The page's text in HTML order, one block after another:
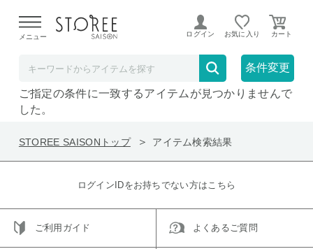
よる配送遅延が発生しております。
メニュー ログイン お気に入り
条件変更
在庫なしも表示 セール対象のみ
ご指定の条件に一致するアイテムが見つかりませんで
した。
STOREE SAISONトップ アイテム検索結果
ログインIDをお持ちでない方はこちら
ご利用ガイド よくあるご質問